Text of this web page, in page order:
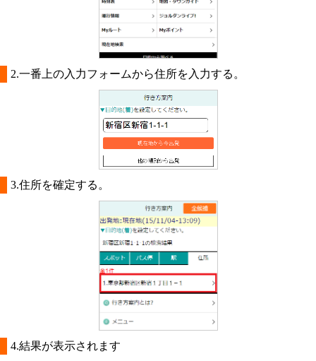
2.一番上の入力フォームから住所を入力する。
3.住所を確定する。
4.結果が表示されます